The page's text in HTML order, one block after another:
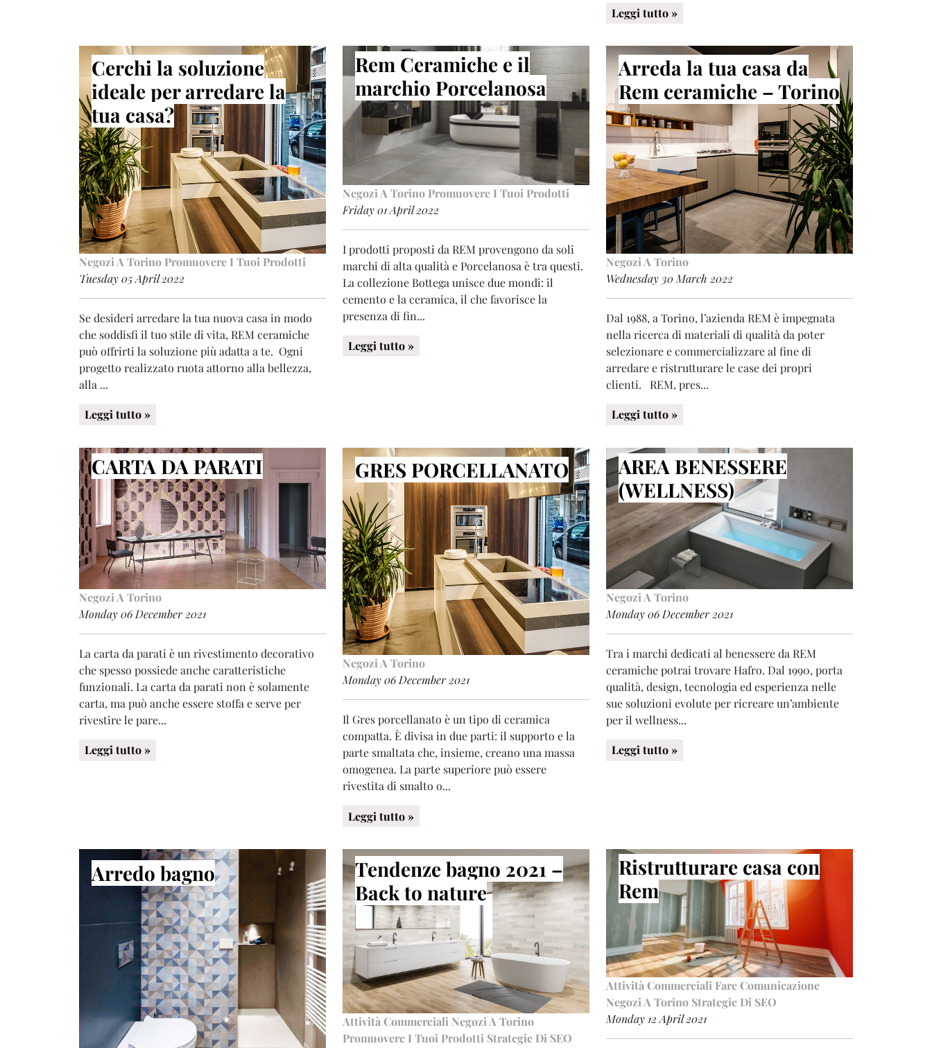
Leggi tutto »
Cerchi la soluzione
ideale per arredare la
tua casa?
Negozi A Torino Promuovere I Tuoi Prodotti
Tuesday 05 April 2022
Se desideri arredare la tua nuova casa in modo
che soddisfi il tuo stile di vita, REM ceramiche
può offrirti la soluzione più adatta a te. Ogni
progetto realizzato ruota attorno alla bellezza,
alla ...
Leggi tutto »
Rem Ceramiche e il
marchio Porcelanosa
Negozi A Torino Promuovere I Tuoi Prodotti
Friday 01 April 2022
I prodotti proposti da REM provengono da soli
marchi di alta qualità e Porcelanosa è tra questi.
La collezione Bottega unisce due mondi: il
cemento e la ceramica, il che favorisce la
presenza di fin...
Leggi tutto »
Arreda la tua casa da
Rem ceramiche – Torino
Negozi A Torino
Wednesday 30 March 2022
Dal 1988, a Torino, l’azienda REM è impegnata
nella ricerca di materiali di qualità da poter
selezionare e commercializzare al fine di
arredare e ristrutturare le case dei propri
clienti. REM, pres...
Leggi tutto »
CARTA DA PARATI
Negozi A Torino
Monday 06 December 2021
La carta da parati è un rivestimento decorativo
che spesso possiede anche caratteristiche
funzionali. La carta da parati non è solamente
carta, ma può anche essere stoffa e serve per
rivestire le pare...
Leggi tutto »
GRES PORCELLANATO
Negozi A Torino
Monday 06 December 2021
Il Gres porcellanato è un tipo di ceramica
compatta. È divisa in due parti: il supporto e la
parte smaltata che, insieme, creano una massa
omogenea. La parte superiore può essere
rivestita di smalto o...
Leggi tutto »
AREA BENESSERE
(WELLNESS)
Negozi A Torino
Monday 06 December 2021
Tra i marchi dedicati al benessere da REM
ceramiche potrai trovare Hafro. Dal 1990, porta
qualità, design, tecnologia ed esperienza nelle
sue soluzioni evolute per ricreare un’ambiente
per il wellness...
Leggi tutto »
Arredo bagno
Tendenze bagno 2021 –
Back to nature
Attività Commerciali Negozi A Torino
Promuovere I Tuoi Prodotti Strategie Di SEO
Ristrutturare casa con
Rem
Attività Commerciali Fare Comunicazione
Negozi A Torino Strategie Di SEO
Monday 12 April 2021